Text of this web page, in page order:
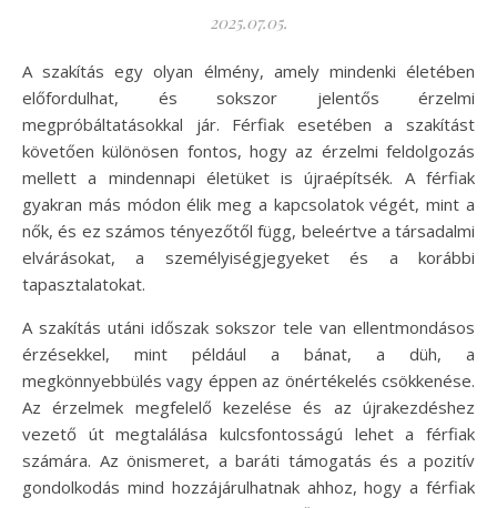
2025.07.05.
A szakítás egy olyan élmény, amely mindenki életében
előfordulhat, és sokszor jelentős érzelmi
megpróbáltatásokkal jár. Férfiak esetében a szakítást
követően különösen fontos, hogy az érzelmi feldolgozás
mellett a mindennapi életüket is újraépítsék. A férfiak
gyakran más módon élik meg a kapcsolatok végét, mint a
nők, és ez számos tényezőtől függ, beleértve a társadalmi
elvárásokat, a személyiségjegyeket és a korábbi
tapasztalatokat.
A szakítás utáni időszak sokszor tele van ellentmondásos
érzésekkel, mint például a bánat, a düh, a
megkönnyebbülés vagy éppen az önértékelés csökkenése.
Az érzelmek megfelelő kezelése és az újrakezdéshez
vezető út megtalálása kulcsfontosságú lehet a férfiak
számára. Az önismeret, a baráti támogatás és a pozitív
gondolkodás mind hozzájárulhatnak ahhoz, hogy a férfiak